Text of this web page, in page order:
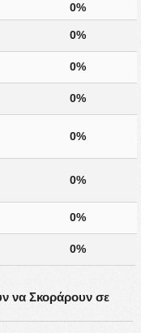
0%
0%
0%
0%
0%
0%
0%
0%
να Σκοράρουν σε